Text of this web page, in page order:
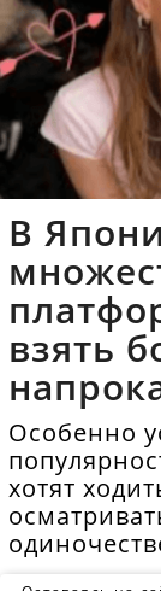
В
взять
Особенно
хотят